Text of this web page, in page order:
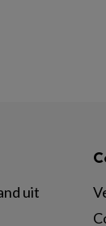
uit